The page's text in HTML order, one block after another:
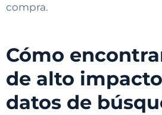
compra.
Cómo
de alto
datos de